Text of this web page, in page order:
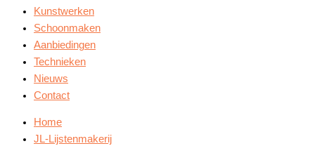
Kunstwerken
Schoonmaken
Aanbiedingen
Technieken
Nieuws
Contact
Home
JL-Lijstenmakerij